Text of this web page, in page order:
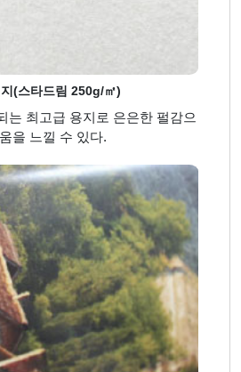
(스타드림 250g/㎡)
는 최고급 용지로 은은한 펄감으
을 느낄 수 있다.